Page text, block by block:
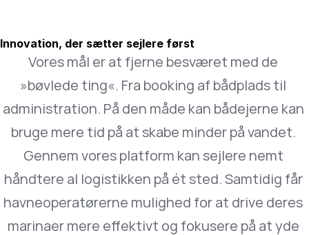
Innovation, der sætter sejlere først
Vores mål er at fjerne besværet med de
»bøvlede ting«. Fra booking af bådplads til
administration. På den måde kan bådejerne kan
bruge mere tid på at skabe minder på vandet.
Gennem vores platform kan sejlere nemt
håndtere al logistikken på ét sted. Samtidig får
havneoperatørerne mulighed for at drive deres
marinaer mere effektivt og fokusere på at yde